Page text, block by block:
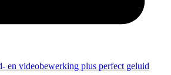
en videobewerking plus perfect geluid